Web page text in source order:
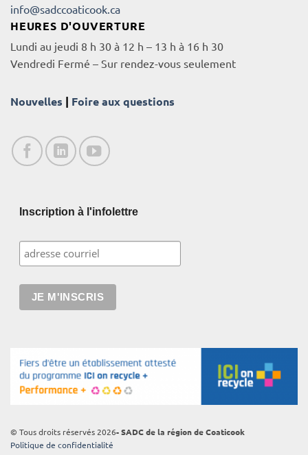
info@sadccoaticook.ca
HEURES D'OUVERTURE
Lundi au jeudi 8 h 30 à 12 h – 13 h à 16 h 30
Vendredi Fermé – Sur rendez-vous seulement
Nouvelles | Foire aux questions
Inscription à l'infolettre
© Tous droits réservés 2026- SADC de la région de Coaticook
Politique de confidentialité